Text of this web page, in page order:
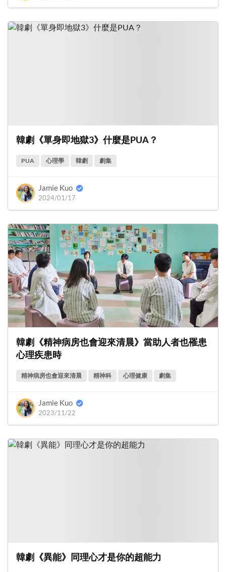
韓劇《單身即地獄3》什麼是PUA？
PUA 心理學 韓劇 劇集
Jamie Kuo
2024/01/17
韓劇《精神病房也會迎來清晨》當助人者也罹患
心理疾患時
精神病房也會迎來清晨 精神科 心理健康 劇集
Jamie Kuo
2023/11/22
韓劇《異能》同理心才是你的超能力